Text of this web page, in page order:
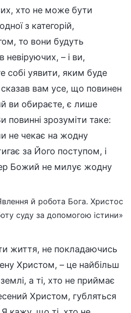
хто не може бути
з категорій,
то вони будуть
невіруючих, – і ви,
собі уявити, яким буде
сказав вам усе, що повинен
ви обираєте, є лише
зрозуміти таке:
не чекає на жодну
за Його поступом, і
Божий не милує жодну
й робота Бога. Христос
суду за допомогою істини»
життя, не покладаючись
Христом, – це найбільш
а ті, хто не приймає
Христом, губляться